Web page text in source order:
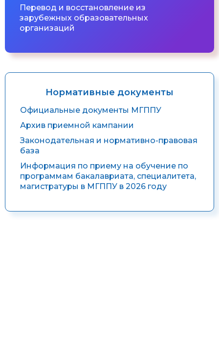
Перевод и восстановление из
зарубежных образовательных
организаций
Нормативные документы
Официальные документы МГППУ
Архив приемной кампании
Законодательная и нормативно-правовая
база
Информация по приему на обучение по
программам бакалавриата, специалитета,
магистратуры в МГППУ в 2026 году